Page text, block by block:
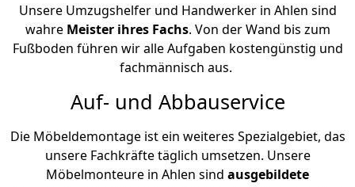
Unsere Umzugshelfer und Handwerker in Ahlen sind
wahre Meister ihres Fachs. Von der Wand bis zum
Fußboden führen wir alle Aufgaben kostengünstig und
fachmännisch aus.
Auf- und Abbauservice
Die Möbeldemontage ist ein weiteres Spezialgebiet, das
unsere Fachkräfte täglich umsetzen. Unsere
Möbelmonteure in Ahlen sind ausgebildete